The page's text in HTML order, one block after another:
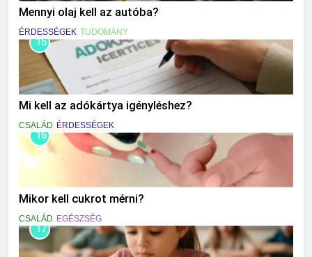
Mennyi olaj kell az autóba?
ÉRDESSÉGEK TUDOMÁNY
15
Mi kell az adókártya igényléshez?
CSALÁD ÉRDESSÉGEK
16
Mikor kell cukrot mérni?
CSALÁD EGÉSZSÉG
17